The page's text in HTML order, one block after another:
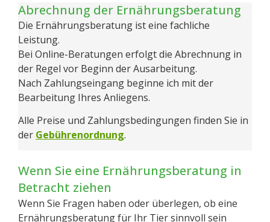
Abrechnung der Ernährungsberatung
Die Ernährungsberatung ist eine fachliche
Leistung.
Bei Online-Beratungen erfolgt die Abrechnung in
der Regel vor Beginn der Ausarbeitung.
Nach Zahlungseingang beginne ich mit der
Bearbeitung Ihres Anliegens.
Alle Preise und Zahlungsbedingungen finden Sie in
der Gebührenordnung.
Wenn Sie eine Ernährungsberatung in
Betracht ziehen
Wenn Sie Fragen haben oder überlegen, ob eine
Ernährungsberatung für Ihr Tier sinnvoll sein